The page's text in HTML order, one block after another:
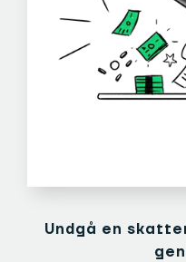
Undgå en